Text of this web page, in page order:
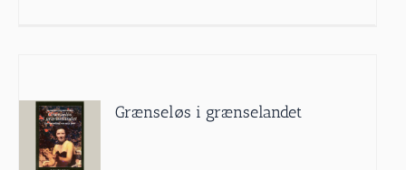
Grænseløs i grænselandet